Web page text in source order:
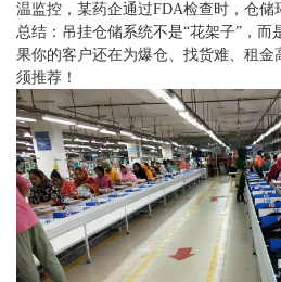
温监控，某药企通过FDA检查时，仓储
总结：吊挂仓储系统不是“花架子”，而
果你的客户还在为爆仓、找货难、租金
须推荐！